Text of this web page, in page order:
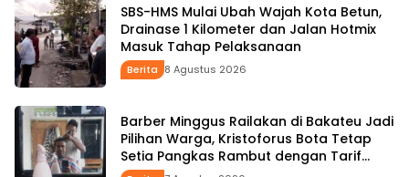
SBS-HMS Mulai Ubah Wajah Kota Betun,
Drainase 1 Kilometer dan Jalan Hotmix
Masuk Tahap Pelaksanaan
Berita 8 Agustus 2026
Barber Minggus Railakan di Bakateu Jadi
Pilihan Warga, Kristoforus Bota Tetap
Setia Pangkas Rambut dengan Tarif